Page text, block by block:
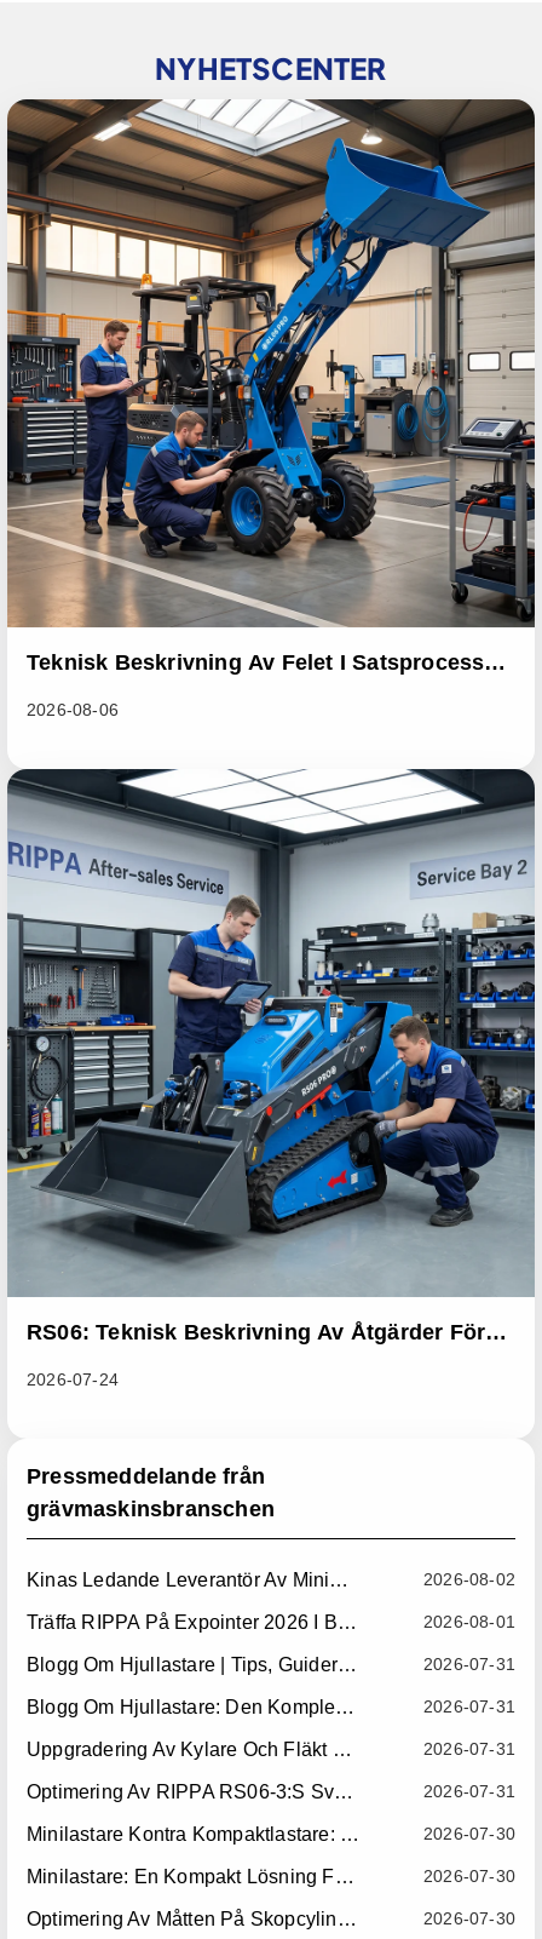
NYHETSCENTER
Teknisk Beskrivning Av Felet I Satsprocessen
2026-08-06
RS06: Teknisk Beskrivning Av Åtgärder För
2026-07-24
Pressmeddelande från
grävmaskinsbranschen
2026-08-02
Kinas Ledande Leverantör Av Minihjullastare: Pålitliga Kompakta Hjullastare För Globala Marknader
2026-08-01
Träffa RIPPA På Expointer 2026 I Brasilien
2026-07-31
Blogg Om Hjullastare | Tips, Guider Och Redskap
2026-07-31
Blogg Om Hjullastare: Den Kompletta Guiden Till Hjullastare För Byggbranschen, Jordbruket Och Materialhantering
2026-07-31
Uppgradering Av Kylare Och Fläkt För RIPPA RS06-3 — Träder I Kraft Den 10 Juli 2026
2026-07-31
Optimering Av RIPPA RS06-3:s Svetsningsstyrstång För Bom — Träder I Kraft Den 15 Juli 2026
2026-07-30
Minilastare Kontra Kompaktlastare: Vilken Kompaktmaskin Passar Bäst För Ditt Företag?
2026-07-30
Minilastare: En Kompakt Lösning För Effektiv Materialhantering
2026-07-30
Optimering Av Måtten På Skopcylindern Till RIPPA R10 — Träder I Kraft Den 15 Juli 2026